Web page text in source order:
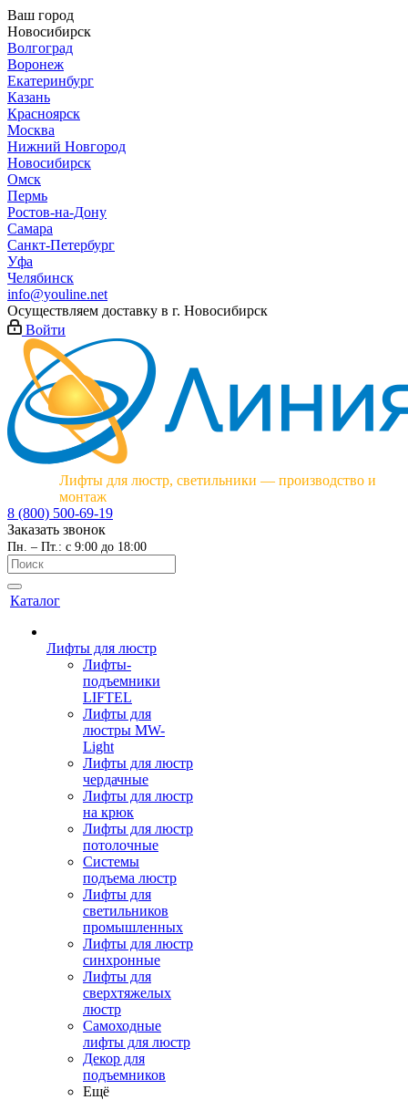
Ваш город
Новосибирск
Волгоград
Воронеж
Екатеринбург
Казань
Красноярск
Москва
Нижний Новгород
Новосибирск
Омск
Пермь
Ростов-на-Дону
Самара
Санкт-Петербург
Уфа
Челябинск
info@youline.net
Осуществляем доставку в г. Новосибирск
Войти
Лифты для люстр, светильники — производство и
монтаж
8 (800) 500-69-19
Заказать звонок
Пн. – Пт.: с 9:00 до 18:00
Каталог
Лифты для люстр
Лифты-
подъемники
LIFTEL
Лифты для
люстры MW-
Light
Лифты для люстр
чердачные
Лифты для люстр
на крюк
Лифты для люстр
потолочные
Системы
подъема люстр
Лифты для
светильников
промышленных
Лифты для люстр
синхронные
Лифты для
сверхтяжелых
люстр
Самоходные
лифты для люстр
Декор для
подъемников
Ещё